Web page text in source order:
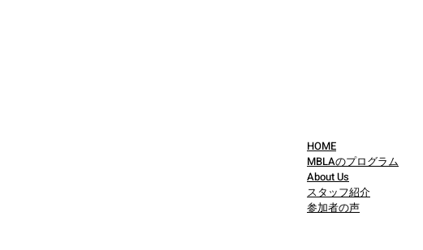
HOME
MBLAのプログラム
About Us
スタッフ紹介
参加者の声